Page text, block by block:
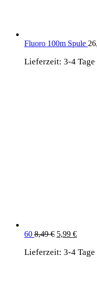
Fluoro 100m Spule
Lieferzeit: 3-4 Tage
60 8,49€
war:
5,99 €
ist:
Lieferzeit: 3-4 Tage